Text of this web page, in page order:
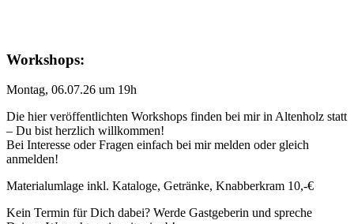
Workshops:
Montag, 06.07.26 um 19h
Die hier veröffentlichten Workshops finden bei mir in Altenholz statt
– Du bist herzlich willkommen!
Bei Interesse oder Fragen einfach bei mir melden oder gleich
anmelden!
Materialumlage inkl. Kataloge, Getränke, Knabberkram 10,-€
Kein Termin für Dich dabei? Werde Gastgeberin und spreche